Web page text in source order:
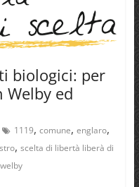
biologici: per
Welby ed
1119, comune, englaro,
, scelta di libertà liberà di
welby